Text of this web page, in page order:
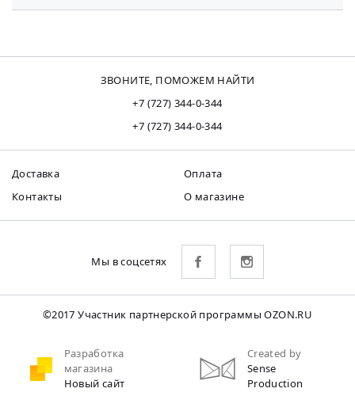
ЗВОНИТЕ, ПОМОЖЕМ НАЙТИ
+7 (727) 344-0-344
+7 (727) 344-0-344
Доставка
Оплата
Контакты
О магазине
Мы в соцсетях
©2017 Участник партнерской программы OZON.RU
Разработка
магазина
Новый сайт
Created by
Sense
Production